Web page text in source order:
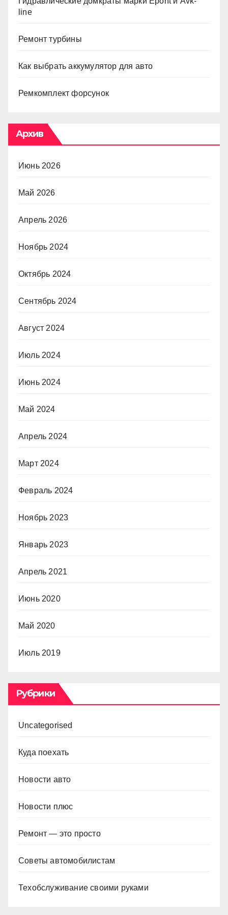
line
Ремонт турбины
Как выбрать аккумулятор для авто
Ремкомплект форсунок
Архив
Июнь 2026
Май 2026
Апрель 2026
Ноябрь 2024
Октябрь 2024
Сентябрь 2024
Август 2024
Июль 2024
Июнь 2024
Май 2024
Апрель 2024
Март 2024
Февраль 2024
Ноябрь 2023
Январь 2023
Апрель 2021
Июнь 2020
Май 2020
Июль 2019
Рубрики
Uncategorised
Куда поехать
Новости авто
Новости плюс
Ремонт — это просто
Советы автомобилистам
Техобслуживание своими руками